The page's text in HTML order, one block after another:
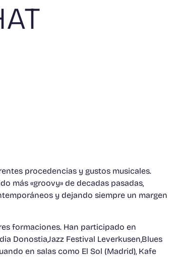
procedencias y gustos musicales.
más «groovy» de decadas pasadas,
y dejando siempre un margen
formaciones. Han participado en
Donostia,Jazz Festival Leverkusen,Blues
en salas como El Sol (Madrid), Kafe